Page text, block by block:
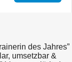
des Jahres”
umsetzbar &